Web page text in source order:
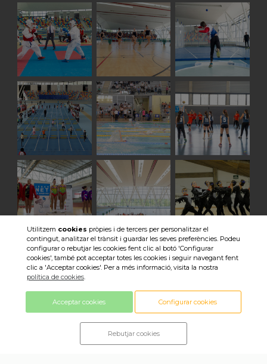
Veure totes les imatges
© 2018 Consell Esportiu Sabadell ·
Utilitzem cookies pròpies i de tercers per personalitzar el
contingut, analitzar el trànsit i guardar les seves preferències. Podeu
configurar o rebutjar les cookies fent clic al botó 'Configurar
cookies', també pot acceptar totes les cookies i seguir navegant fent
clic a 'Acceptar cookies'. Per a més informació, visita la nostra
política de cookies.
Acceptar cookies Configurar cookies
Rebutjar cookies